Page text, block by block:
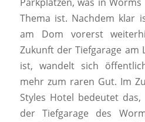
Parkplätzen, was in
Thema ist. Nachdem klar
am Dom vorerst
Zukunft der Tiefgarage am
ist, wandelt sich
mehr zum raren Gut. Im
Styles Hotel bedeutet
der Tiefgarage des